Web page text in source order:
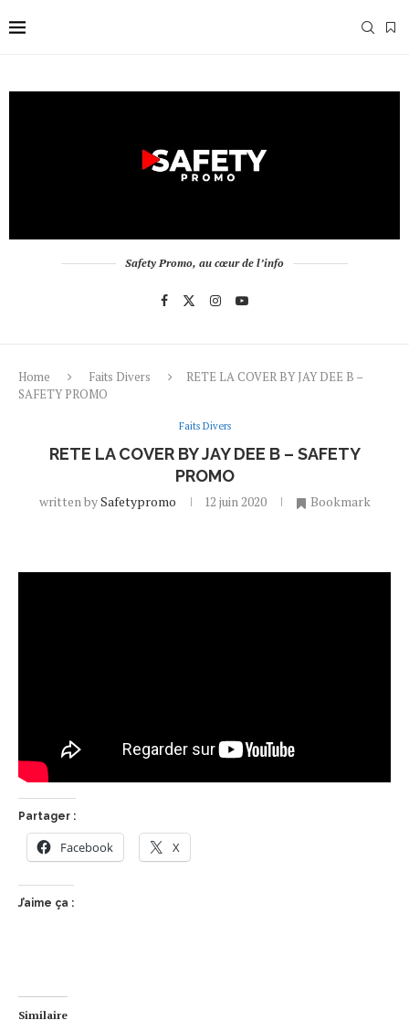
Safety Promo, au cœur de l’info
Home Faits Divers
RETE LA COVER BY JAY DEE B –
SAFETY PROMO
Faits Divers
RETE LA COVER BY JAY DEE B – SAFETY
PROMO
written bySafetypromo 12 juin 2020 Bookmark
Partager :
Facebook X
J’aime ça :
Similaire